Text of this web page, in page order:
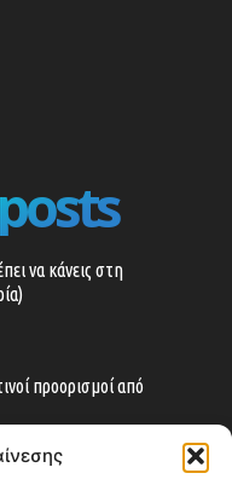
να κάνεις στη
προορισμοί από